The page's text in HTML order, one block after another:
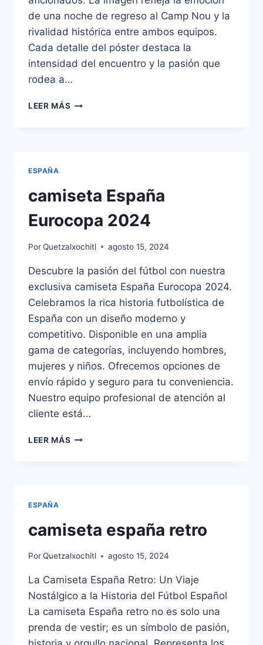
de una noche de regreso al Camp Nou y la
rivalidad histórica entre ambos equipos.
Cada detalle del póster destaca la
intensidad del encuentro y la pasión que
rodea a…
LEER MÁS BARCELONA
ESPAÑA
camiseta España
Eurocopa 2024
PorQuetzalxochitl agosto 15, 2024
Descubre la pasión del fútbol con nuestra
exclusiva camiseta España Eurocopa 2024.
Celebramos la rica historia futbolística de
España con un diseño moderno y
competitivo. Disponible en una amplia
gama de categorías, incluyendo hombres,
mujeres y niños. Ofrecemos opciones de
envío rápido y seguro para tu conveniencia.
Nuestro equipo profesional de atención al
cliente está…
LEER MÁS CAMISETA
ESPAÑA
camiseta españa retro
PorQuetzalxochitl agosto 15, 2024
La Camiseta España Retro: Un Viaje
Nostálgico a la Historia del Fútbol Español
La camiseta España retro no es solo una
prenda de vestir; es un símbolo de pasión,